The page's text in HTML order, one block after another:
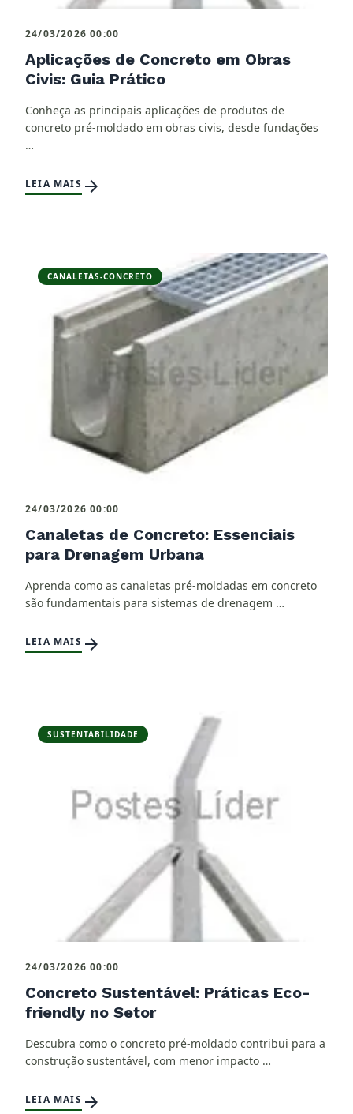
24/03/2026 00:00
Aplicações de Concreto em Obras
Civis: Guia Prático
Conheça as principais aplicações de produtos de
concreto pré-moldado em obras civis, desde fundações
…
LEIA MAIS arrow_forward
CANALETAS-CONCRETO
24/03/2026 00:00
Canaletas de Concreto: Essenciais
para Drenagem Urbana
Aprenda como as canaletas pré-moldadas em concreto
são fundamentais para sistemas de drenagem …
LEIA MAIS arrow_forward
SUSTENTABILIDADE
24/03/2026 00:00
Concreto Sustentável: Práticas Eco-
friendly no Setor
Descubra como o concreto pré-moldado contribui para a
construção sustentável, com menor impacto …
LEIA MAIS arrow_forward